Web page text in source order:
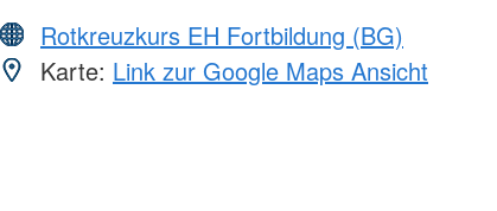
Rotkreuzkurs EH Fortbildung (BG)
Karte: Link zur Google Maps Ansicht